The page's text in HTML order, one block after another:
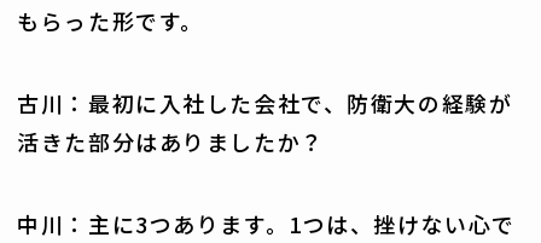
もらった形です。
古川：最初に入社した会社で、防衛大の経験が
活きた部分はありましたか？
中川：主に3つあります。1つは、挫けない心で